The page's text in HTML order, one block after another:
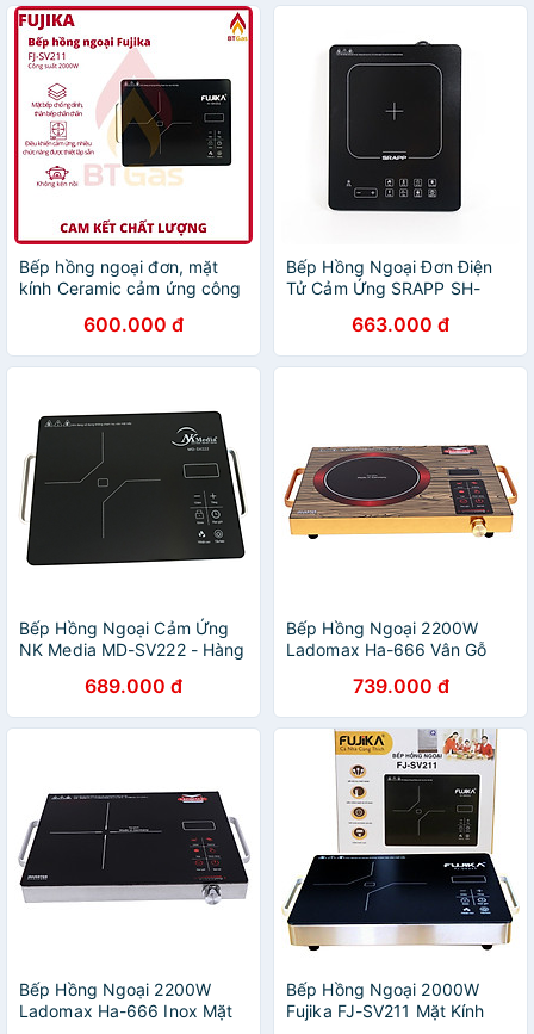
Bếp hồng ngoại đơn, mặt
kính Ceramic cảm ứng công
211 - Hàng chính hãng
600.000 đ
Bếp Hồng Ngoại Đơn Điện
Tử Cảm Ứng SRAPP SH-
663.000 đ
Bếp Hồng Ngoại Cảm Ứng
NK Media MD-SV222 - Hàng
689.000 đ
Bếp Hồng Ngoại 2200W
Ladomax Ha-666 Vân Gỗ
Loại Nồi Chảo Điều Khiển
Cảm Ứng Và Núm Xoay Hiện
Đại-Hàng Chính Hãng
739.000 đ
Bếp Hồng Ngoại 2200W
Ladomax Ha-666 Inox Mặt
Bếp Hồng Ngoại 2000W
Fujika FJ-SV211 Mặt Kính